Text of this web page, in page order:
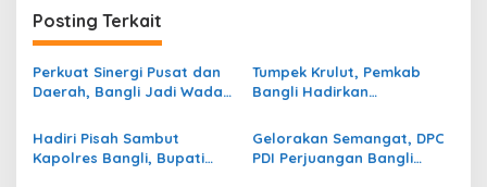
a
s
i
o
Posting Terkait
Perkuat Sinergi Pusat dan
Daerah, Bangli Jadi Wadah
SDI
Tumpek Krulut, Pemkab
Bangli Hadirkan
Kecamatan
Hadiri Pisah Sambut
Kapolres Bangli, Bupati
Gelorakan Semangat, DPC
PDI Perjuangan Bangli